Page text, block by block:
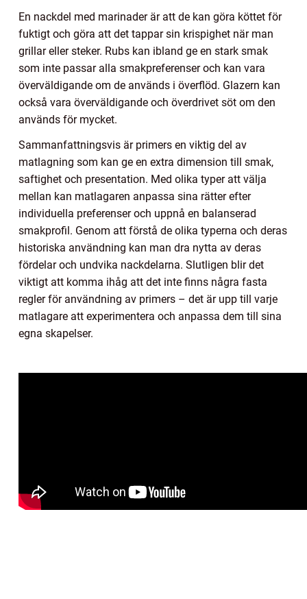
En nackdel med marinader är att de kan göra köttet för
fuktigt och göra att det tappar sin krispighet när man
grillar eller steker. Rubs kan ibland ge en stark smak
som inte passar alla smakpreferenser och kan vara
överväldigande om de används i överflöd. Glazern kan
också vara överväldigande och överdrivet söt om den
används för mycket.
Sammanfattningsvis är primers en viktig del av
matlagning som kan ge en extra dimension till smak,
saftighet och presentation. Med olika typer att välja
mellan kan matlagaren anpassa sina rätter efter
individuella preferenser och uppnå en balanserad
smakprofil. Genom att förstå de olika typerna och deras
historiska användning kan man dra nytta av deras
fördelar och undvika nackdelarna. Slutligen blir det
viktigt att komma ihåg att det inte finns några fasta
regler för användning av primers – det är upp till varje
matlagare att experimentera och anpassa dem till sina
egna skapelser.